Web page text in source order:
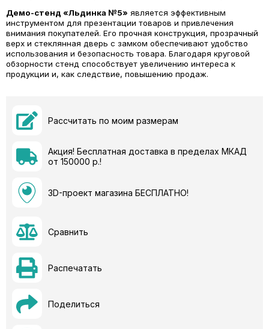
Демо-стенд «Льдинка №5» является эффективным
инструментом для презентации товаров и привлечения
внимания покупателей. Его прочная конструкция, прозрачный
верх и стеклянная дверь с замком обеспечивают удобство
использования и безопасность товара. Благодаря круговой
обзорности стенд способствует увеличению интереса к
продукции и, как следствие, повышению продаж.
Рассчитать по моим размерам
Акция! Бесплатная доставка в пределах МКАД
от 150000 р.!
3D-проект магазина БЕСПЛАТНО!
Сравнить
Распечатать
Поделиться